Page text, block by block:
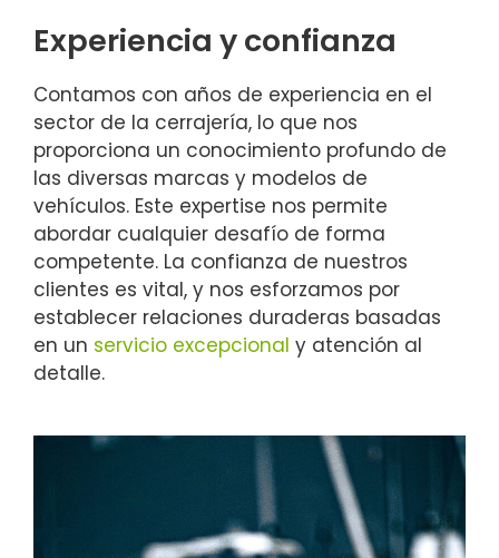
Experiencia y confianza
Contamos con años de experiencia en el
sector de la cerrajería, lo que nos
proporciona un conocimiento profundo de
las diversas marcas y modelos de
vehículos. Este expertise nos permite
abordar cualquier desafío de forma
competente. La confianza de nuestros
clientes es vital, y nos esforzamos por
establecer relaciones duraderas basadas
en un servicio excepcional y atención al
detalle.